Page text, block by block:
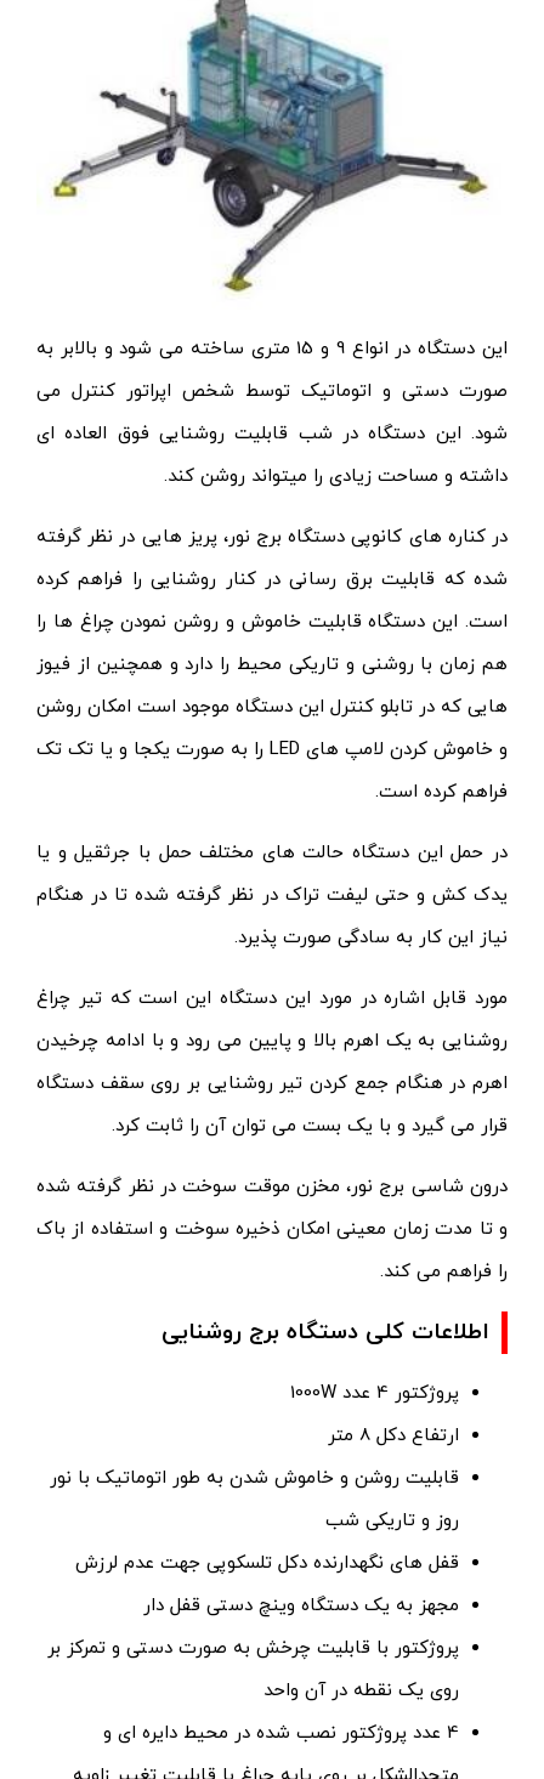
این دستگاه در انواع 9 و 15 متری ساخته می شود و بالابر به
صورت دستی و اتوماتیک توسط شخص اپراتور کنترل می
شود. این دستگاه در شب قابلیت روشنایی فوق العاده ای
داشته و مساحت زیادی را میتواند روشن کند.
در کناره های کانوپی دستگاه برج نور، پریز هایی در نظر گرفته
شده که قابلیت برق رسانی در کنار روشنایی را فراهم کرده
است. این دستگاه قابلیت خاموش و روشن نمودن چراغ ها را
هم زمان با روشنی و تاریکی محیط را دارد و همچنین از فیوز
هایی که در تابلو کنترل این دستگاه موجود است امکان روشن
و خاموش کردن لامپ های LED را به صورت یکجا و یا تک تک
فراهم کرده است.
در حمل این دستگاه حالت های مختلف حمل با جرثقیل و یا
یدک کش و حتی لیفت تراک در نظر گرفته شده تا در هنگام
نیاز این کار به سادگی صورت پذیرد.
مورد قابل اشاره در مورد این دستگاه این است که تیر چراغ
روشنایی به یک اهرم بالا و پایین می رود و با ادامه چرخیدن
اهرم در هنگام جمع کردن تیر روشنایی بر روی سقف دستگاه
قرار می گیرد و با یک بست می توان آن را ثابت کرد.
درون شاسی برج نور، مخزن موقت سوخت در نظر گرفته شده
و تا مدت زمان معینی امکان ذخیره سوخت و استفاده از باک
را فراهم می کند.
اطلاعات کلی دستگاه برج روشنایی
پروژکتور 4 عدد 1000W
ارتفاع دکل 8 متر
قابلیت روشن و خاموش شدن به طور اتوماتیک با نور
روز و تاریکی شب
قفل های نگهدارنده دکل تلسکوپی جهت عدم لرزش
مجهز به یک دستگاه وینچ دستی قفل دار
پروژکتور با قابلیت چرخش به صورت دستی و تمرکز بر
روی یک نقطه در آن واحد
4 عدد پروژکتور نصب شده در محیط دایره ای و